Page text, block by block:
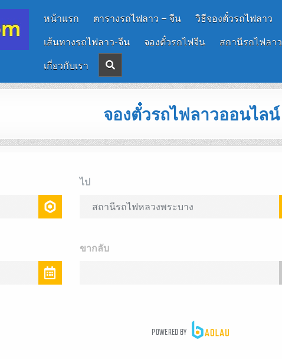
หน้าแรก ตารางรถไฟลาว – จีน วิธีจองตั๋วรถไฟลาว
เส้นทางรถไฟลาว-จีน
จองตั๋วรถไฟจีน สถานีรถไฟลาว
เกี่ยวกับเรา
จองตั๋วรถไฟลาวออนไลน์